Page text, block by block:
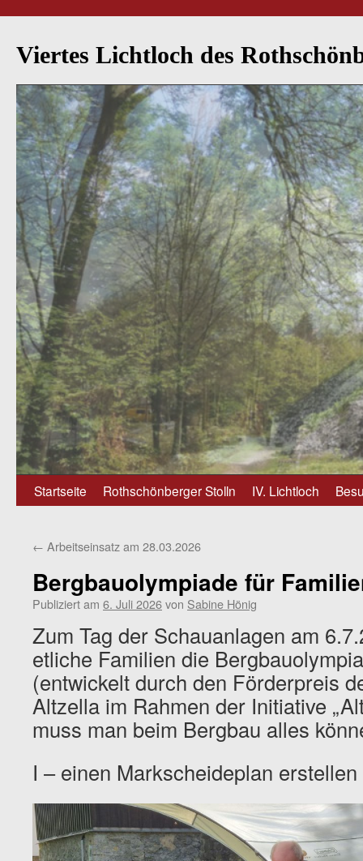
Viertes Lichtloch des
Zum
springen
Startseite Rothschönberger Stolln IV. Lichtloch
← Arbeitseinsatz am 28.03.2026
Bergbauolympiade für
Publiziert am 6. Juli 2026von Sabine Hönig
Zum Tag der Schauanlagen am
etliche Familien die
(entwickelt durch den Förderpreis
Altzella im Rahmen der Initiative
muss man beim Bergbau alles
I – einen Markscheideplan